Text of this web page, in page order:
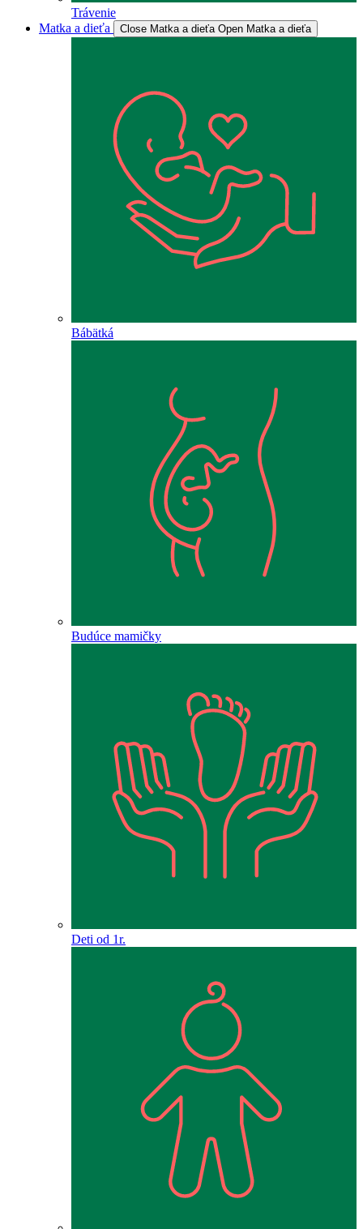
Trávenie
Matka a dieťa
Close Matka a dieťa Open Matka a dieťa
Bábätká
Budúce mamičky
Deti od 1r.